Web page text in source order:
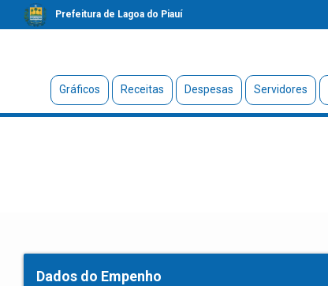
Prefeitura de Lagoa do Piauí
Gráficos Receitas Despesas Servidores
Dados do Empenho